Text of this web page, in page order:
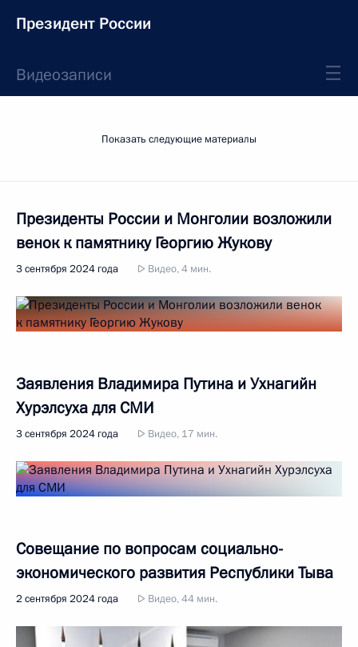
Президент России
Видеозаписи
Показать следующие материалы
Президенты России и Монголии возложили
венок к памятнику Георгию Жукову
3 сентября 2024 года Видео, 4 мин.
Заявления Владимира Путина и Ухнагийн
Хурэлсуха для СМИ
3 сентября 2024 года Видео, 17 мин.
Совещание по вопросам социально-
экономического развития Республики Тыва
2 сентября 2024 года Видео, 44 мин.